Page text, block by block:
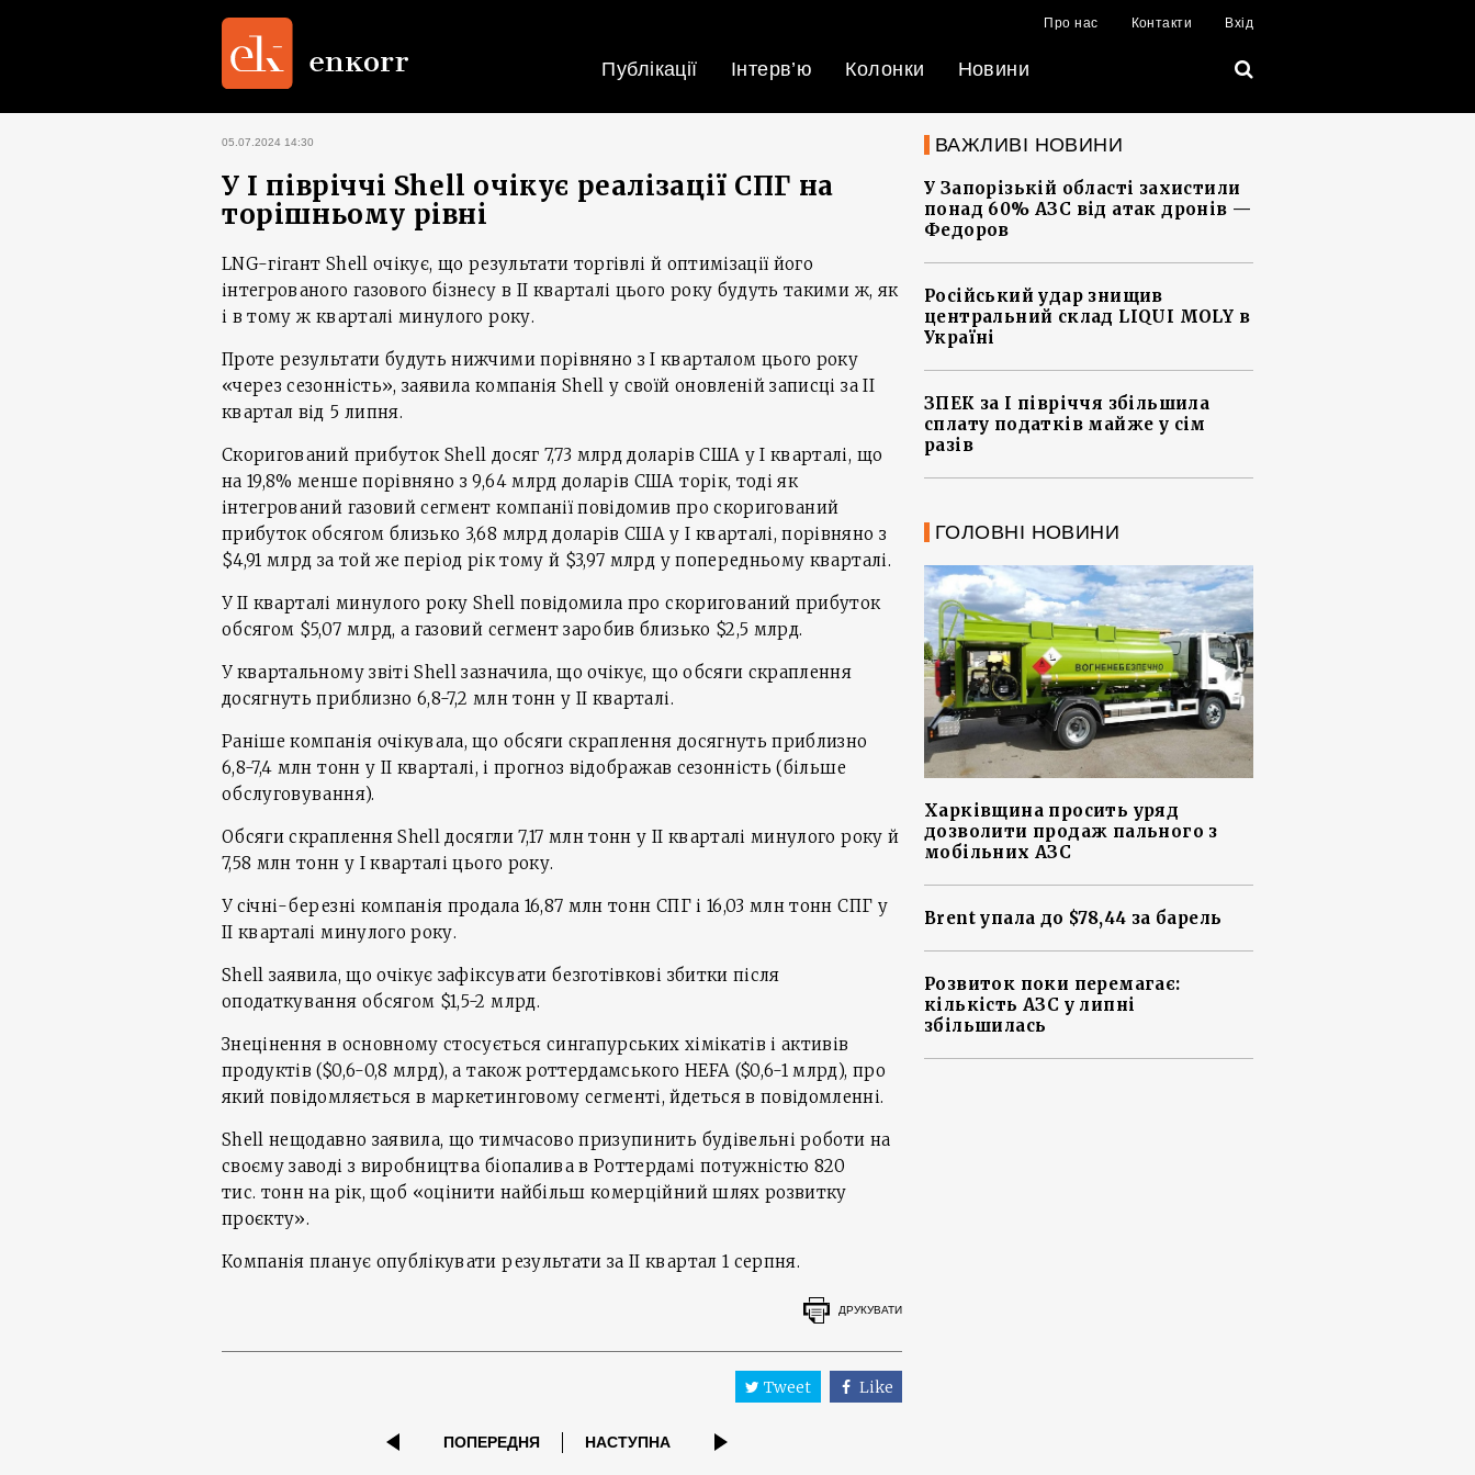
Про нас Контакти Вхід
Публікації Інтерв’ю Колонки Новини
05.07.2024 14:30
У I півріччі Shell очікує реалізації СПГ на
торішньому рівні
LNG-гігант Shell очікує, що результати торгівлі й оптимізації його
інтегрованого газового бізнесу в ІІ кварталі цього року будуть такими ж, як
і в тому ж кварталі минулого року.
Проте результати будуть нижчими порівняно з І кварталом цього року
«через сезонність», заявила компанія Shell у своїй оновленій записці за ІІ
квартал від 5 липня.
Скоригований прибуток Shell досяг 7,73 млрд доларів США у І кварталі, що
на 19,8% менше порівняно з 9,64 млрд доларів США торік, тоді як
інтегрований газовий сегмент компанії повідомив про скоригований
прибуток обсягом близько 3,68 млрд доларів США у І кварталі, порівняно з
$4,91 млрд за той же період рік тому й $3,97 млрд у попередньому кварталі.
У ІІ кварталі минулого року Shell повідомила про скоригований прибуток
обсягом $5,07 млрд, а газовий сегмент заробив близько $2,5 млрд.
У квартальному звіті Shell зазначила, що очікує, що обсяги скраплення
досягнуть приблизно 6,8-7,2 млн тонн у ІІ кварталі.
Раніше компанія очікувала, що обсяги скраплення досягнуть приблизно
6,8-7,4 млн тонн у ІІ кварталі, і прогноз відображав сезонність (більше
обслуговування).
Обсяги скраплення Shell досягли 7,17 млн тонн у ІІ кварталі минулого року й
7,58 млн тонн у І кварталі цього року.
У січні-березні компанія продала 16,87 млн тонн СПГ і 16,03 млн тонн СПГ у
ІІ кварталі минулого року.
Shell заявила, що очікує зафіксувати безготівкові збитки після
оподаткування обсягом $1,5-2 млрд.
Знецінення в основному стосується сингапурських хімікатів і активів
продуктів ($0,6-0,8 млрд), а також роттердамського HEFA ($0,6-1 млрд), про
який повідомляється в маркетинговому сегменті, йдеться в повідомленні.
Shell нещодавно заявила, що тимчасово призупинить будівельні роботи на
своєму заводі з виробництва біопалива в Роттердамі потужністю 820
тис. тонн на рік, щоб «оцінити найбільш комерційний шлях розвитку
проєкту».
Компанія планує опублікувати результати за ІІ квартал 1 серпня.
ДРУКУВАТИ
Tweet Like
ПОПЕРЕДНЯ НАСТУПНА
ВАЖЛИВІ НОВИНИ
У Запорізькій області захистили
понад 60% АЗС від атак дронів —
Федоров
Російський удар знищив
центральний склад LIQUI MOLY в
Україні
ЗПЕК за І півріччя збільшила
сплату податків майже у сім
разів
ГОЛОВНІ НОВИНИ
Харківщина просить уряд
дозволити продаж пального з
мобільних АЗС
Brent упала до $78,44 за барель
Розвиток поки перемагає:
кількість АЗС у липні
збільшилась